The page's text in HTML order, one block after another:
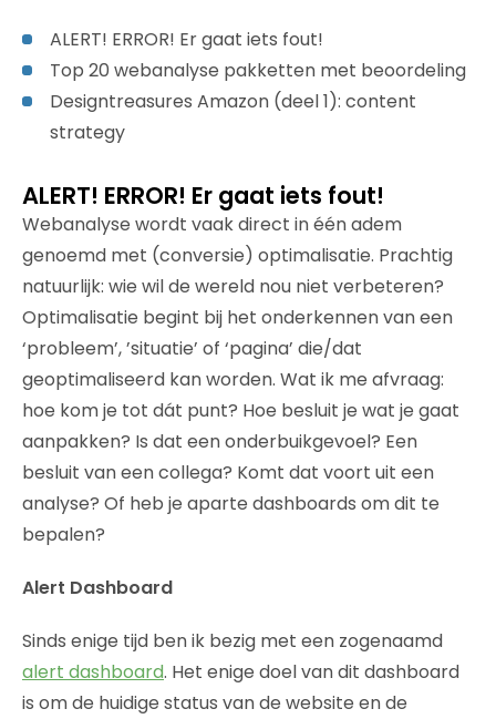
ALERT! ERROR! Er gaat iets fout!
Top 20 webanalyse pakketten met beoordeling
Designtreasures Amazon (deel 1): content
strategy
ALERT! ERROR! Er gaat iets fout!
Webanalyse wordt vaak direct in één adem
genoemd met (conversie) optimalisatie. Prachtig
natuurlijk: wie wil de wereld nou niet verbeteren?
Optimalisatie begint bij het onderkennen van een
‘probleem’, ’situatie’ of ‘pagina’ die/dat
geoptimaliseerd kan worden. Wat ik me afvraag:
hoe kom je tot dát punt? Hoe besluit je wat je gaat
aanpakken? Is dat een onderbuikgevoel? Een
besluit van een collega? Komt dat voort uit een
analyse? Of heb je aparte dashboards om dit te
bepalen?
Alert Dashboard
Sinds enige tijd ben ik bezig met een zogenaamd
alert dashboard. Het enige doel van dit dashboard
is om de huidige status van de website en de